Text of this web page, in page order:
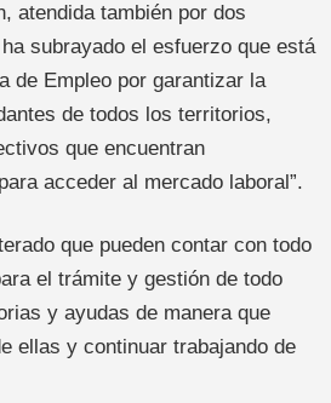
atendida también por dos
subrayado el esfuerzo que está
de Empleo por garantizar la
de todos los territorios,
que encuentran
acceder al mercado laboral”.
que pueden contar con todo
el trámite y gestión de todo
y ayudas de manera que
ellas y continuar trabajando de